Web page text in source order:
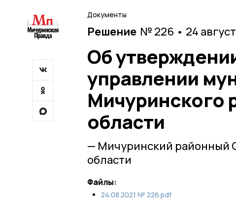
Документы
Решение № 226 • 24
Об
управлении
Мичуринского
области
— Мичуринский районный
области
Файлы:
24.08.2021 № 226.pdf